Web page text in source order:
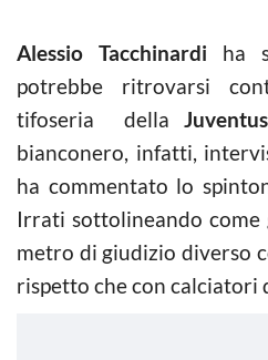
Alessio Tacchinardi ha
potrebbe ritrovarsi
tifoseria della
bianconero, infatti,
ha commentato lo
Irrati sottolineando
metro di giudizio diverso
rispetto che con calciatori